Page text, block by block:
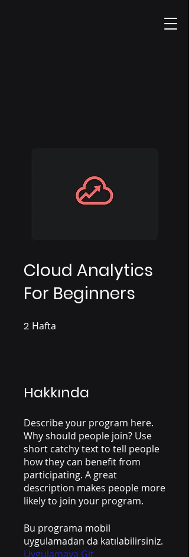
Cloud Analytics
For Beginners
2 Hafta
Hakkında
Describe your program here.
Why should people join? Use
short catchy text to tell people
how they can benefit from
participating. A great
description makes people more
likely to join your program.
Bu programa mobil
uygulamadan da katılabilirsiniz.
Uygulamaya Git